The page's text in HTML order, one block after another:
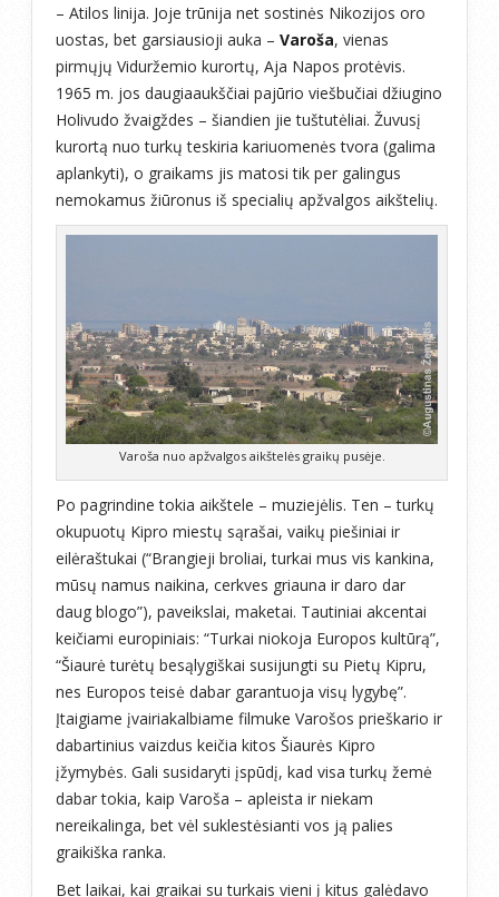
– Atilos linija. Joje trūnija net sostinės Nikozijos oro
uostas, bet garsiausioji auka – Varoša, vienas
pirmųjų Viduržemio kurortų, Aja Napos protėvis.
1965 m. jos daugiaaukščiai pajūrio viešbučiai džiugino
Holivudo žvaigždes – šiandien jie tuštutėliai. Žuvusį
kurortą nuo turkų teskiria kariuomenės tvora (galima
aplankyti), o graikams jis matosi tik per galingus
nemokamus žiūronus iš specialių apžvalgos aikštelių.
Varoša nuo apžvalgos aikštelės graikų pusėje.
Po pagrindine tokia aikštele – muziejėlis. Ten – turkų
okupuotų Kipro miestų sąrašai, vaikų piešiniai ir
eilėraštukai (“Brangieji broliai, turkai mus vis kankina,
mūsų namus naikina, cerkves griauna ir daro dar
daug blogo”), paveikslai, maketai. Tautiniai akcentai
keičiami europiniais: “Turkai niokoja Europos kultūrą”,
“Šiaurė turėtų besąlygiškai susijungti su Pietų Kipru,
nes Europos teisė dabar garantuoja visų lygybę”.
Įtaigiame įvairiakalbiame filmuke Varošos prieškario ir
dabartinius vaizdus keičia kitos Šiaurės Kipro
įžymybės. Gali susidaryti įspūdį, kad visa turkų žemė
dabar tokia, kaip Varoša – apleista ir niekam
nereikalinga, bet vėl suklestėsianti vos ją palies
graikiška ranka.
Bet laikai, kai graikai su turkais vieni į kitus galėdavo